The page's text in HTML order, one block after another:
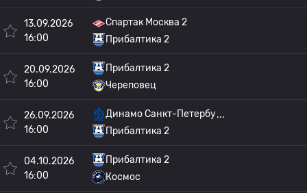
13.09.2026
16:00
Спартак Москва 2
Прибалтика 2
20.09.2026
16:00
Прибалтика 2
Череповец
26.09.2026
16:00
Динамо Санкт-Петербу
Прибалтика 2
04.10.2026
16:00
Прибалтика 2
Космос